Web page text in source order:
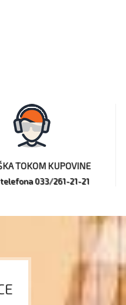
TOKOM KUPOVINE
033/261-21-21